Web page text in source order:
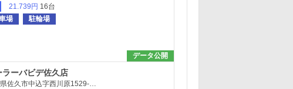
21.739円 16台
場
駐輪場
データ公開
ラーバビデ佐久店
佐久市中込字西川原1529-…